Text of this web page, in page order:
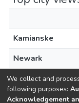
Kamianske
Newark
We collect and
following purposes:
Acknowledgement